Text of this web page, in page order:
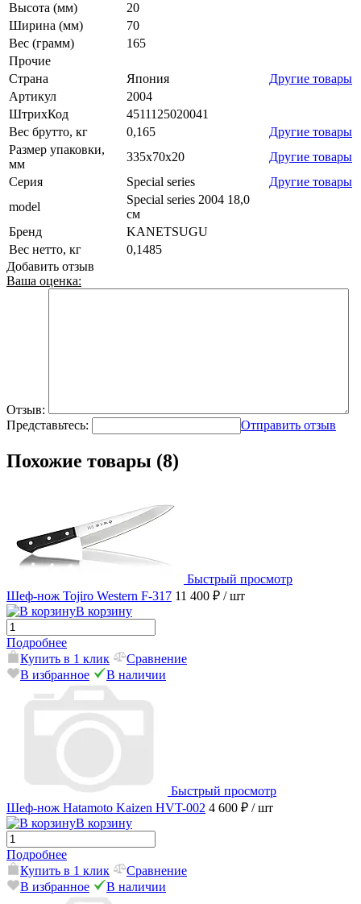
Высота (мм)
20
Ширина (мм)
70
Вес (грамм)
165
Прочие
Страна
Япония
Другие товары
Артикул
2004
ШтрихКод
4511125020041
Вес брутто, кг
0,165
Другие товары
Размер упаковки,
мм
335x70x20
Другие товары
Серия
Special series
Другие товары
model
Special series 2004 18,0
см
Бренд
KANETSUGU
Вес нетто, кг
0,1485
Добавить отзыв
Ваша оценка:
Отзыв:
Представьтесь:
Отправить отзыв
Похожие товары (8)
Быстрый просмотр
Шеф-нож Tojiro Western F-317 11 400 ₽ / шт
В корзину
Подробнее
Купить в 1 клик
Сравнение
В избранное
В наличии
Быстрый просмотр
Шеф-нож Hatamoto Kaizen HVT-002 4 600 ₽ / шт
В корзину
Подробнее
Купить в 1 клик
Сравнение
В избранное
В наличии